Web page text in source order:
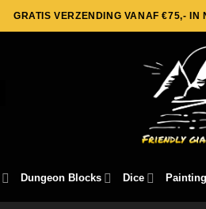
GRATIS VERZENDING VANAF €75,-
Dungeon Blocks Dice